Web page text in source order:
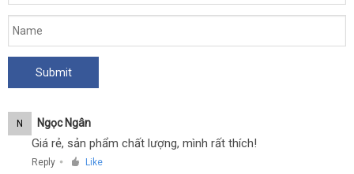
N Ngọc Ngân
Giá rẻ, sản phẩm chất lượng, mình rất thích!
Reply ● Like